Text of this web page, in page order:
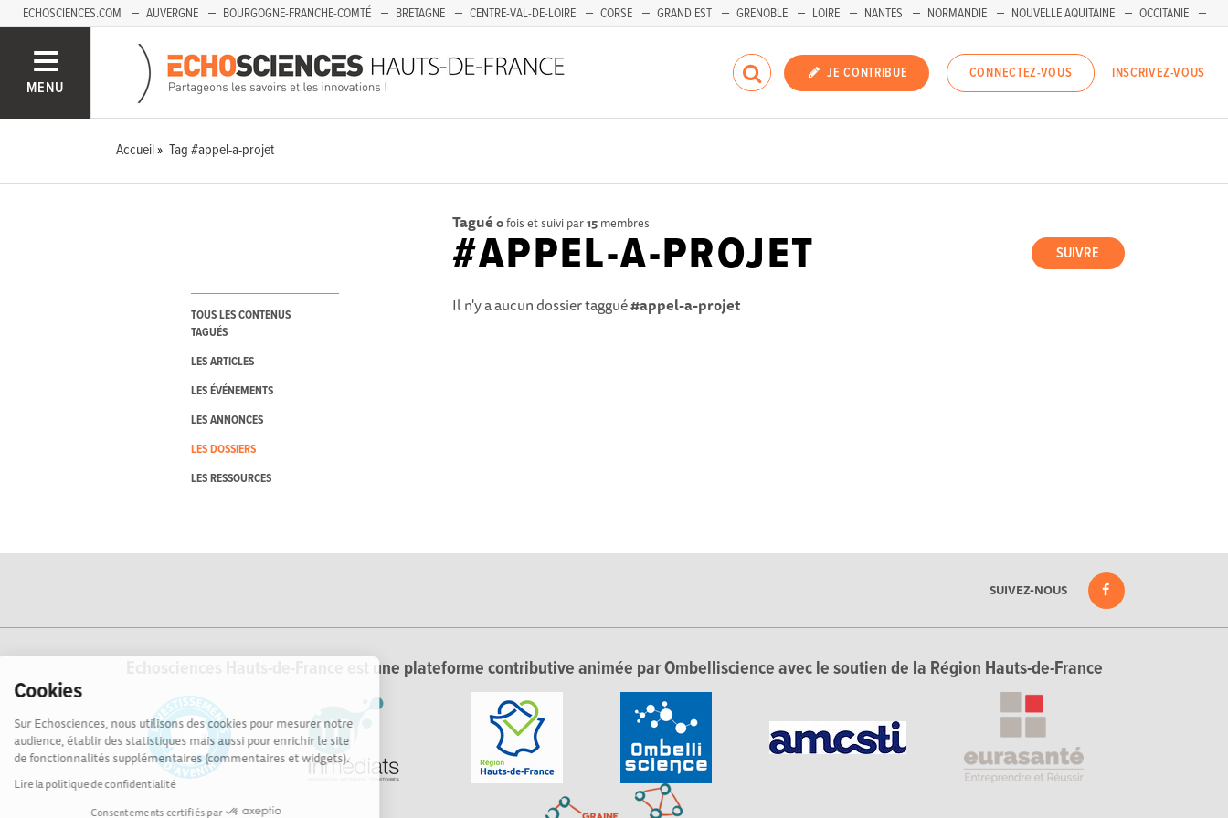
Cookies
Sur Echosciences, nous utilisons des cookies pour mesurer notre
audience, établir des statistiques mais aussi pour enrichir le site
de fonctionnalités supplémentaires (commentaires et widgets).
Lire la politique de confidentialité
Consentements certifiés par
ECHOSCIENCES.COM AUVERGNE BOURGOGNE-FRANCHE-COMTÉ BRETAGNE CENTRE-VAL-DE-LOIRE CORSE GRAND EST GRENOBLE LOIRE NANTES NORMANDIE NOUVELLE AQUITAINE
OCCITANIE
SAVOIE MONT-BLANC
MENU
JE CONTRIBUE CONNECTEZ-VOUS INSCRIVEZ-VOUS
Accueil Tag #appel-a-projet
TOUS LES CONTENUS
TAGUÉS
LES ARTICLES
LES ÉVÉNEMENTS
LES ANNONCES
LES DOSSIERS
LES RESSOURCES
Tagué 0fois et suivi par15 membres
SUIVRE
#APPEL-A-PROJET
Il n'y a aucun dossier taggué#appel-a-projet
SUIVEZ-NOUS
Echosciences Hauts-de-France est une plateforme contributive animée par Ombelliscience avec le soutien de la Région Hauts-de-France